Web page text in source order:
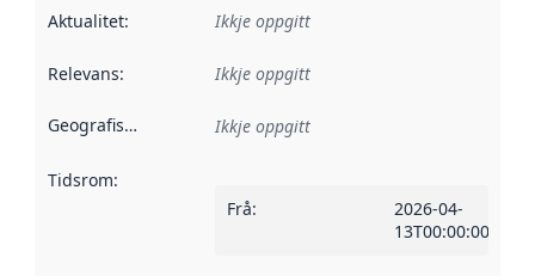
Aktualitet: Ikkje oppgitt
Relevans: Ikkje oppgitt
Geografisk område Ikkje oppgitt
Tidsrom:
Frå:
2026-04-
13T00:00:00Z